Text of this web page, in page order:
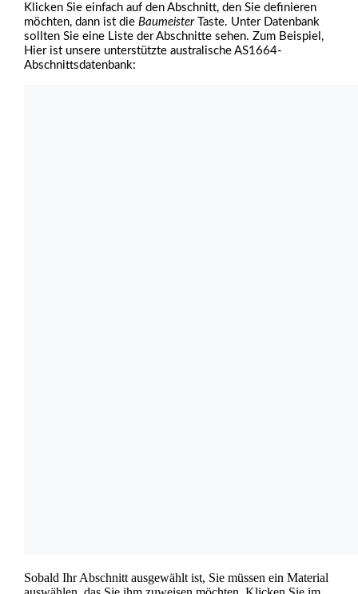
Klicken Sie einfach auf den Abschnitt, den Sie definieren
möchten, dann ist die Baumeister Taste. Unter Datenbank
sollten Sie eine Liste der Abschnitte sehen. Zum Beispiel,
Hier ist unsere unterstützte australische AS1664-
Abschnittsdatenbank:
Sobald Ihr Abschnitt ausgewählt ist, Sie müssen ein Material